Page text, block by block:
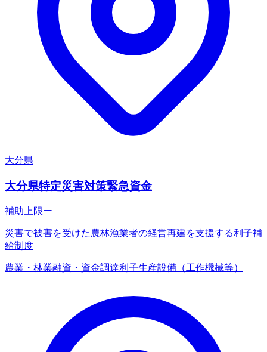
大分県
大分県特定災害対策緊急資金
補助上限ー
災害で被害を受けた農林漁業者の経営再建を支援する利子補
給制度
農業・林業融資・資金調達利子生産設備（工作機械等）